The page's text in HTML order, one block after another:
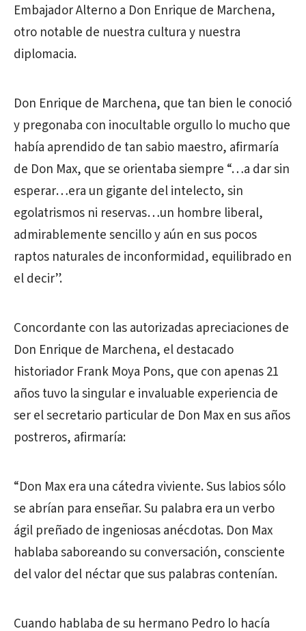
Embajador Alterno a Don Enrique de Marchena,
otro notable de nuestra cultura y nuestra
diplomacia.
Don Enrique de Marchena, que tan bien le conoció
y pregonaba con inocultable orgullo lo mucho que
había aprendido de tan sabio maestro, afirmaría
de Don Max, que se orientaba siempre “…a dar sin
esperar…era un gigante del intelecto, sin
egolatrismos ni reservas…un hombre liberal,
admirablemente sencillo y aún en sus pocos
raptos naturales de inconformidad, equilibrado en
el decir”.
Concordante con las autorizadas apreciaciones de
Don Enrique de Marchena, el destacado
historiador Frank Moya Pons, que con apenas 21
años tuvo la singular e invaluable experiencia de
ser el secretario particular de Don Max en sus años
postreros, afirmaría:
“Don Max era una cátedra viviente. Sus labios sólo
se abrían para enseñar. Su palabra era un verbo
ágil preñado de ingeniosas anécdotas. Don Max
hablaba saboreando su conversación, consciente
del valor del néctar que sus palabras contenían.
Cuando hablaba de su hermano Pedro lo hacía